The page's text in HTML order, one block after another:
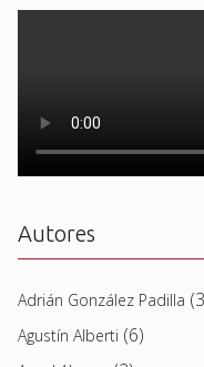
Autores
Adrián González Padilla
Agustín Alberti (6)